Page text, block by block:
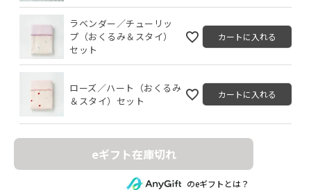
ラベンダー／チューリッ
プ（おくるみ＆スタイ）
セット
カートに入れる
ローズ／ハート（おくるみ
＆スタイ）セット
カートに入れる
eギフト在庫切れ
のeギフトとは？